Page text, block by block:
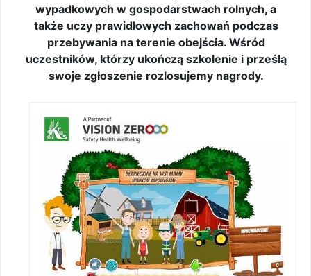
wypadkowych w gospodarstwach rolnych, a
także uczy prawidłowych zachowań podczas
przebywania na terenie obejścia. Wśród
uczestników, którzy ukończą szkolenie i prześlą
swoje zgłoszenie rozlosujemy nagrody.